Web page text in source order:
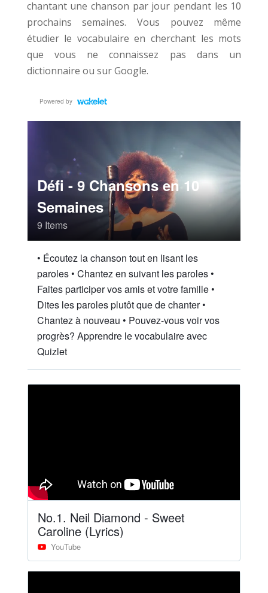
chantant une chanson par jour pendant les 10
prochains semaines. Vous pouvez même
étudier le vocabulaire en cherchant les mots
que vous ne connaissez pas dans un
dictionnaire ou sur Google.